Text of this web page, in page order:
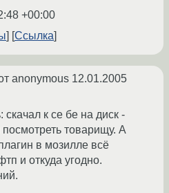
+00:00
Ссылка
anonymous 12.01.2005
скачал к се бе на диск -
товарищу. А
в мозилле всё
и откуда угодно.